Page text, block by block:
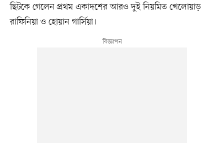
ছিটকে গেলেন প্রথম একাদশের আরও দুই নিয়মিত খেলোয়াড়
রাফিনিয়া ও হোয়ান গার্সিয়া।